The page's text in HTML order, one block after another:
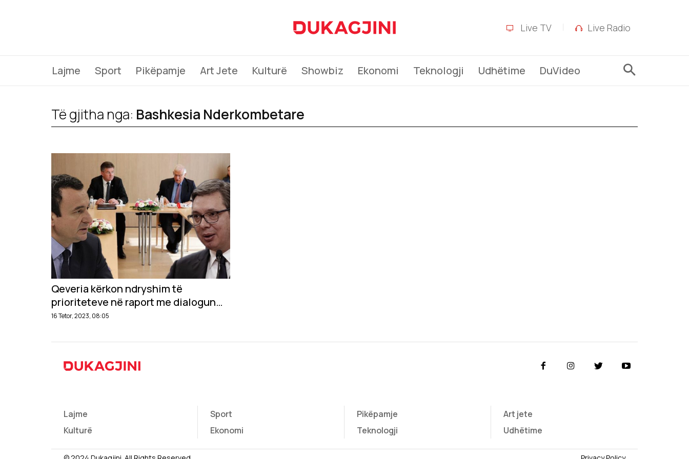
Live TV Live Radio
Lajme Sport Pikëpamje Art Jete Kulturë Showbiz Ekonomi Teknologji Udhëtime DuVideo
Të gjitha nga: Bashkesia Nderkombetare
Qeveria kërkon ndryshim të
prioriteteve në raport me dialogun
Kosovë-Serbi, pas sulmit në Banjskë
16 Tetor, 2023, 08:05
Lajme
Kulturë
Sport
Ekonomi
Pikëpamje
Teknologji
Art jete
Udhëtime